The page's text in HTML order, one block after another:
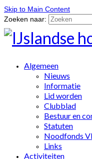
Skip to Main Content
Zoeken naar:
Algemeen
Nieuws
Informatie
Lid worden
Clubblad
Bestuur en
Statuten
Noodfonds
Links
Activiteiten